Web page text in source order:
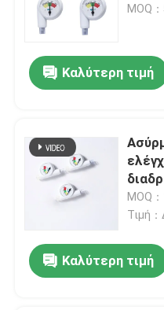
μίας
MOQ
Καλύτερη τιμή
MOQ
Τιμή
Καλύτερη τιμή